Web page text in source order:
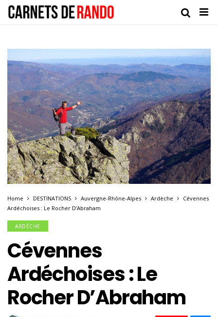
Home DESTINATIONS Auvergne-Rhône-Alpes Ardèche
Cévennes
Ardéchoises : Le Rocher D’Abraham
ARDÈCHE
Cévennes
Ardéchoises : Le
Rocher D’Abraham